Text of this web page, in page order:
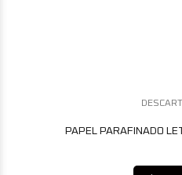
PAPEL PARAFINADO